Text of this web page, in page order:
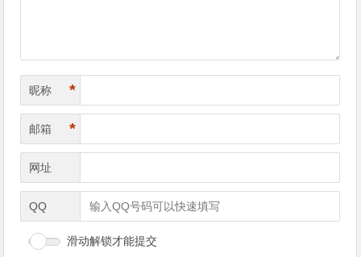
昵称 *
邮箱 *
网址
QQ
滑动解锁才能提交